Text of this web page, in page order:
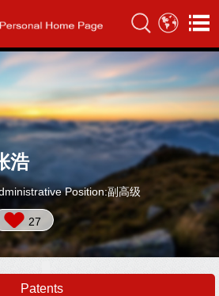
浩
Position:副高级
27
Patents